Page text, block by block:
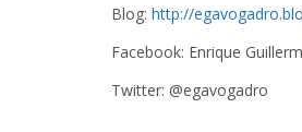
Blog: http://
Facebook: Enrique
Twitter: @egavogadro